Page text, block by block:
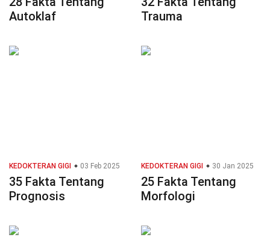
Autoklaf
Trauma
KEDOKTERAN GIGI 03 Feb 2025
35 Fakta Tentang
Prognosis
KEDOKTERAN GIGI 30 Jan 2025
25 Fakta Tentang
Morfologi